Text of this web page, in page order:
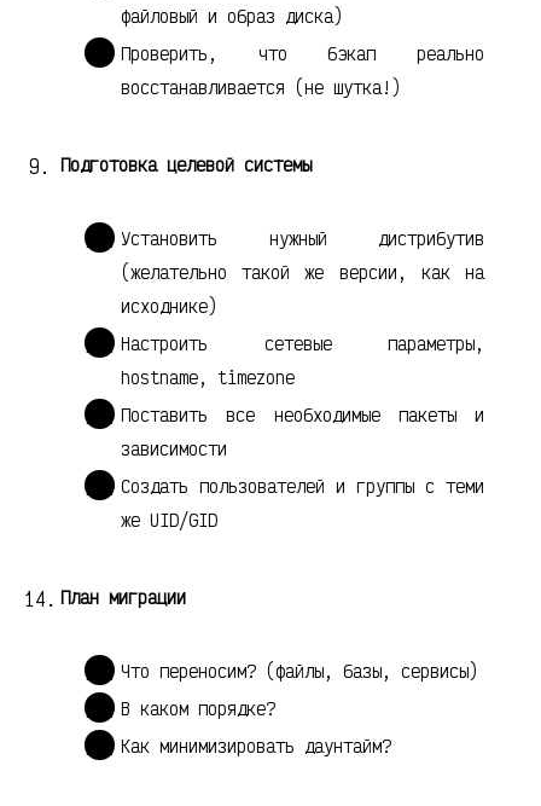
файловый и образ диска)
Проверить, что бэкап реально
восстанавливается (не шутка!)
Подготовка целевой системы
Установить нужный дистрибутив
(желательно такой же версии, как на
исходнике)
Настроить сетевые параметры,
hostname, timezone
Поставить все необходимые пакеты и
зависимости
Создать пользователей и группы с теми
же UID/GID
План миграции
Что переносим? (файлы, базы, сервисы)
В каком порядке?
Как минимизировать даунтайм?